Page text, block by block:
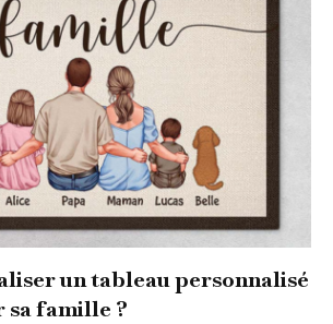
un tableau personnalisé
famille ?